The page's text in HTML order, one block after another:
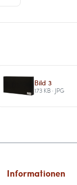
Bild 3
173 KB · JPG
Informationen